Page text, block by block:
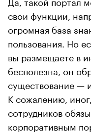
свои функции,
огромная база
пользования. Но
вы размещаете в
бесполезна, он
существование —
К сожалению,
сотрудников
корпоративным